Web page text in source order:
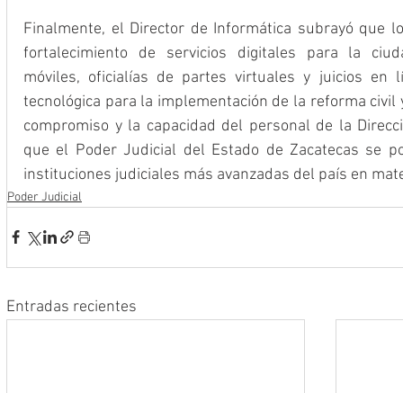
Finalmente, el Director de Informática subrayó que
fortalecimiento de servicios digitales para la
móviles, oficialías de partes virtuales y juicios en
tecnológica para la implementación de la reforma civil
compromiso y la capacidad del personal de la
que el Poder Judicial del Estado de Zacatecas se
instituciones judiciales más avanzadas del país en
Poder Judicial
Entradas recientes